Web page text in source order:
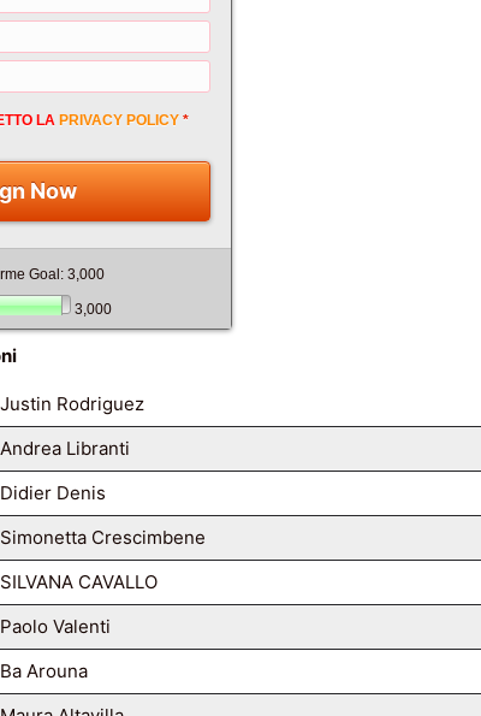
LA PRIVACY POLICY*
Now
Goal: 3,000
3,000
Justin Rodriguez
Andrea Libranti
Didier Denis
Simonetta Crescimbene
SILVANA CAVALLO
Paolo Valenti
Ba Arouna